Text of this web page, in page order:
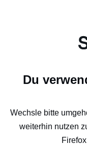
Du
Wechsle bitte
weiterhin nutzen